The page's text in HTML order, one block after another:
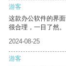
游客
这款办公软件的界
很合理，一目了然。
2024-08-25
游客